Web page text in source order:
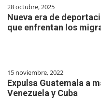
28 octubre, 2025
Nueva era de
que enfrentan los
15 noviembre, 2022
Expulsa Guatemala a
Venezuela y Cuba